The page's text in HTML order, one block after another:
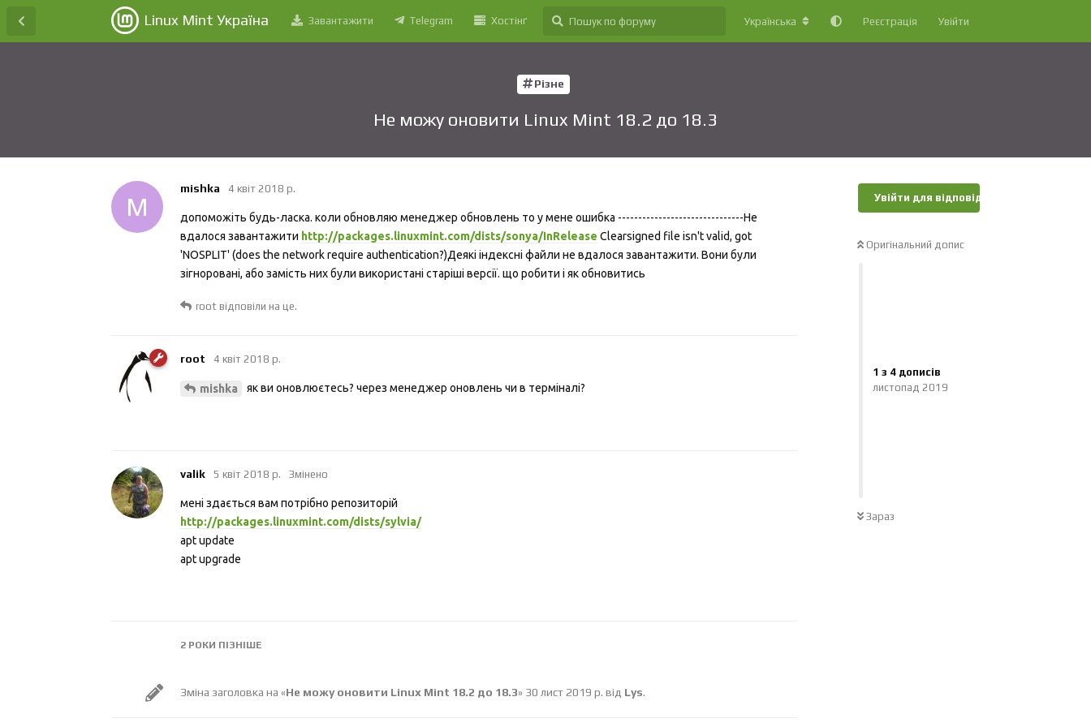
Linux Mint Україна Завантажити Telegram Хостінґ Українська Реєстрація Увійти
Різне
Не можу оновити Linux Mint 18.2 до 18.3
Увійти для відповіді
Оригінальний допис
1 з 4 дописів
листопад 2019
Зараз
M
mishka 4 квiт 2018 р.
допоможіть будь-ласка. коли обновляю менеджер обновлень то у мене ошибка -------------------------------Не
вдалося завантажити http://packages.linuxmint.com/dists/sonya/InRelease Clearsigned file isn't valid, got
'NOSPLIT' (does the network require authentication?)Деякі індексні файли не вдалося завантажити. Вони були
зігноровані, або замість них були використані старіші версії. що робити і як обновитись
root відповіли на це.
root 4 квiт 2018 р.
mishka як ви оновлюєтесь? через менеджер оновлень чи в термiналi?
valik 5 квiт 2018 р. Змінено
мені здається вам потрібно репозиторій
http://packages.linuxmint.com/dists/sylvia/
apt update
apt upgrade
2 РОКИ ПІЗНІШЕ
Зміна заголовка на «Не можу оновити Linux Mint 18.2 до 18.3» 30 лист 2019 р. від Lys.